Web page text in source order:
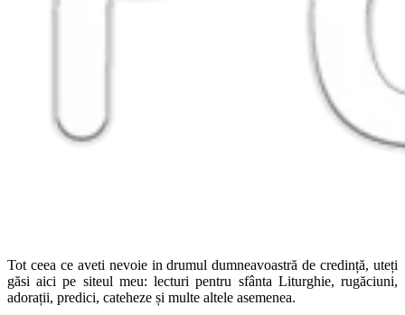
Tot ceea ce aveti nevoie in drumul dumneavoastră de credință, uteți
găsi aici pe siteul meu: lecturi pentru sfânta Liturghie, rugăciuni,
adorații, predici, cateheze și multe altele asemenea.